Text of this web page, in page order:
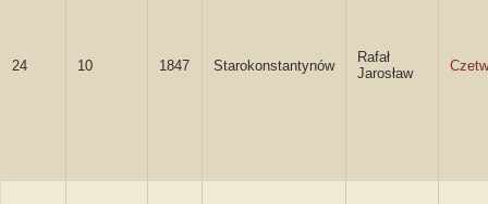
24 10 1847 Starokonstantynów
Rafał
Jarosław